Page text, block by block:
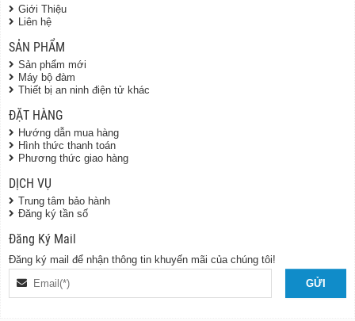
Giới Thiệu
Liên hệ
SẢN PHẨM
Sản phẩm mới
Máy bộ đàm
Thiết bị an ninh điện tử khác
ĐẶT HÀNG
Hướng dẫn mua hàng
Hình thức thanh toán
Phương thức giao hàng
DỊCH VỤ
Trung tâm bảo hành
Đăng ký tần số
Đăng Ký Mail
Đăng ký mail để nhận thông tin khuyến mãi của chúng tôi!